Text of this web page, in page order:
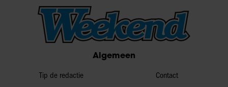
Algemeen
Tip de redactie
Contact